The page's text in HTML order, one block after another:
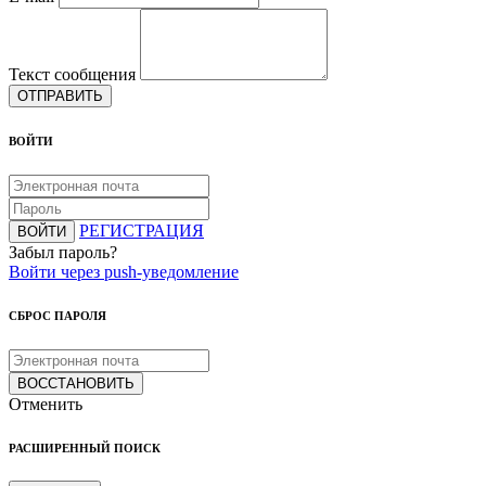
Текст сообщения
ОТПРАВИТЬ
ВОЙТИ
ВОЙТИ
РЕГИСТРАЦИЯ
Забыл пароль?
Войти через push-уведомление
СБРОС ПАРОЛЯ
ВОССТАНОВИТЬ
Отменить
РАСШИРЕННЫЙ ПОИСК